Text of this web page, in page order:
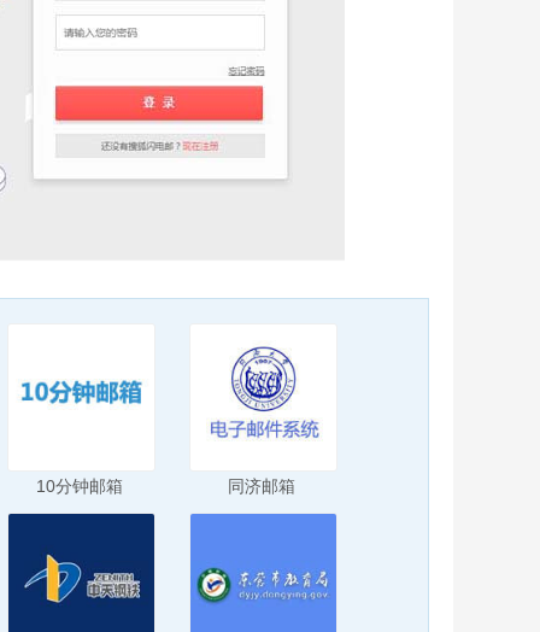
10分钟邮箱 同济邮箱